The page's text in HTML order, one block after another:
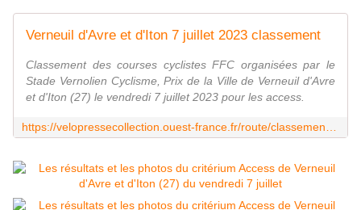
Verneuil d'Avre et d'Iton 7 juillet 2023 classement
Classement des courses cyclistes FFC organisées par le
Stade Vernolien Cyclisme, Prix de la Ville de Verneuil d'Avre
et d'Iton (27) le vendredi 7 juillet 2023 pour les access.